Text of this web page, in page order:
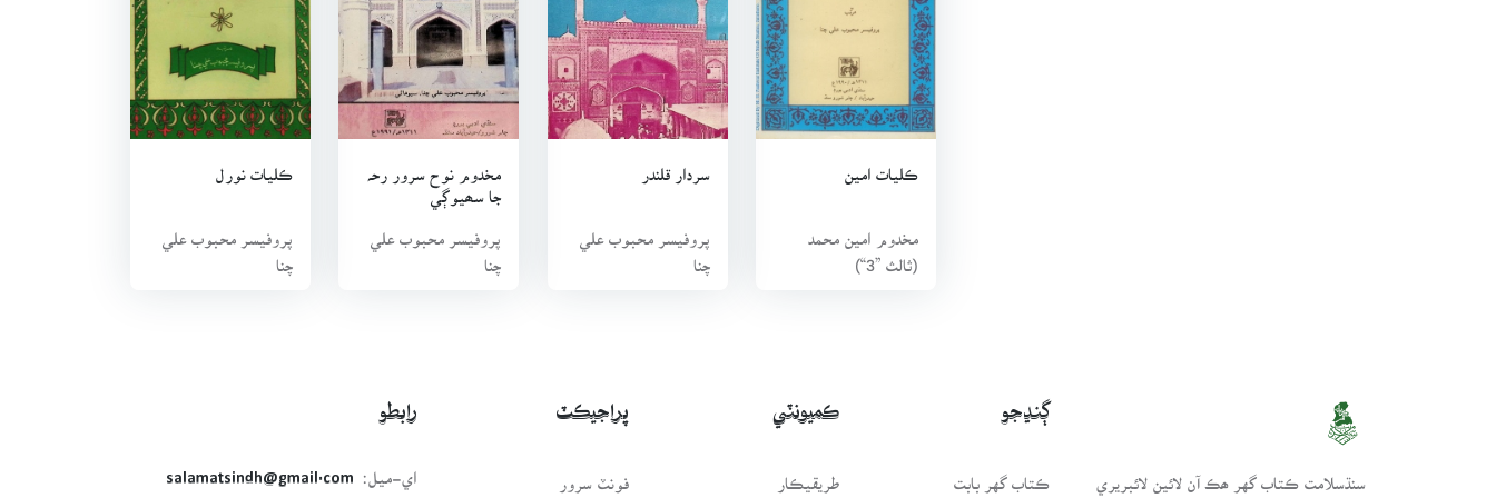
ڪليات امين
مخدوم امين محمد
(ثالث ”3“)
سردار قلندر
پروفيسر محبوب علي
چنا
جا سھيوڳي
پروفيسر محبوب علي
چنا
ڪليات نورل
پروفيسر محبوب علي
چنا
سنڌسلامت ڪتاب گهر ھڪ آن لائين لائبريري
ڳنڍجو
ڪتاب گهر بابت
ڪميونٽي
طريقيڪار
پراجيڪٽ
فونٽ سرور
رابطو
اي-ميل:
salamatsindh@gmail.com